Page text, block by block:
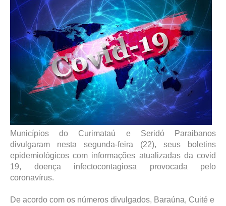
Municípios do Curimataú e Seridó Paraibanos
divulgaram nesta segunda-feira (22), seus boletins
epidemiológicos com informações atualizadas da covid
19, doença infectocontagiosa provocada pelo
coronavírus.
De acordo com os números divulgados, Baraúna, Cuité e